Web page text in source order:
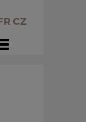
CZ